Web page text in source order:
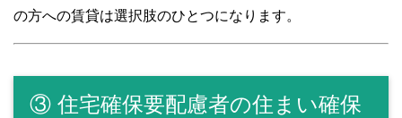
の方への賃貸は選択肢のひとつになります。
③ 住宅確保要配慮者の住まい確保